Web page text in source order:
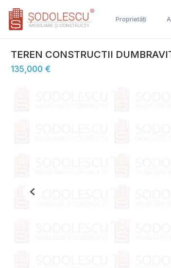
Proprietăți
TEREN CONSTRUCTII
135,000 €
Previous